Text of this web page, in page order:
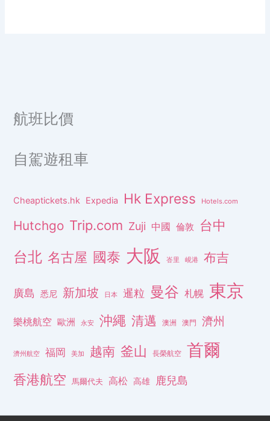
航班比價
自駕遊租車
Cheaptickets.hk Expedia Hk Express Hotels.com
Hutchgo Trip.com Zuji 中國 倫敦 台中
台北 名古屋 國泰 大阪 峇里 峴港 布吉
廣島 悉尼 新加坡 日本 暹粒 曼谷 札幌 東京
樂桃航空 歐洲 永安 沖繩 清邁 澳洲 澳門 濟州
濟州航空 福岡 美加 越南 釜山 長榮航空 首爾
香港航空 馬爾代夫 高松 高雄 鹿兒島